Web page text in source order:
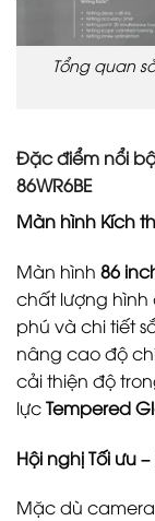
Tổng quan
Đặc điểm nổi
86WR6BE
Màn hình Kích
Màn hình 86
chất lượng hình
phú và chi tiết
nâng cao độ
cải thiện độ
lựcTempered
Hội nghị Tối ưu
Mặc dù